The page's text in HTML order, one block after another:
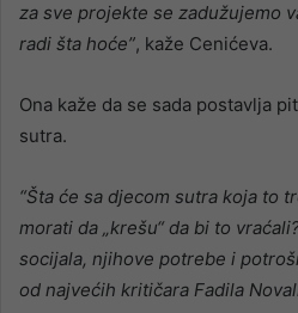
za sve projekte se zadužujemo
radi šta hoće”, kaže Cenićeva.
Ona kaže da se sada postavlja
sutra.
“Šta će sa djecom sutra koja to
morati da „krešu“ da bi to
socijala, njihove potrebe i
od najvećih kritičara Fadila